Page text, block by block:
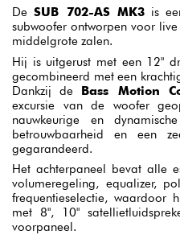
DeSUB 702-AS MK3is
subwoofer ontworpen voor
middelgrote zalen.
Hij is uitgerust met een 12"
gecombineerd met een
Dankzij de Bass Motion
excursie van de woofer
nauwkeurige en
betrouwbaarheid en een
gegarandeerd.
Het achterpaneel bevat alle
volumeregeling, equalizer,
frequentieselectie, waardoor
met 8", 10"
voorpaneel.